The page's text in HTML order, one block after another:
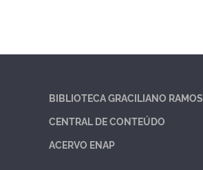
BIBLIOTECA GRACILIANO RAMOS
CENTRAL DE CONTEÚDO
ACERVO ENAP